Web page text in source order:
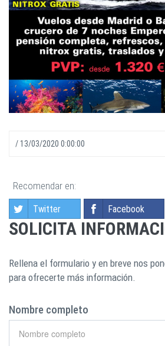
/ 13/03/2020 0:00:00
Recomendar en:
Twitter Facebook
SOLICITA
Rellena el formulario y en breve nos
para ofrecerte más información.
Nombre completo